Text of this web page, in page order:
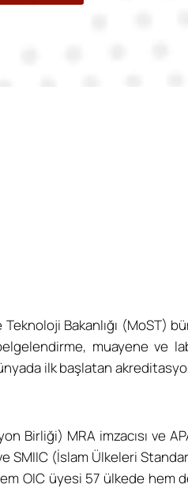
Bakanlığı (MoST)
muayene ve
ilk başlatan
Birliği) MRA imzacısı ve
SMIIC (İslam Ülkeleri
OIC üyesi 57 ülkede hem